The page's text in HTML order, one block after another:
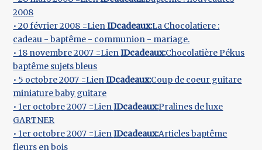
2008
• 20 février 2008 =LienIDcadeaux:La Chocolatiere :
cadeau - baptême - communion - mariage.
• 18 novembre 2007 =LienIDcadeaux:Chocolatière Pékus
baptême sujets bleus
• 5 octobre 2007 =LienIDcadeaux:Coup de coeur guitare
miniature baby guitare
• 1er octobre 2007 =LienIDcadeaux:Pralines de luxe
GARTNER
• 1er octobre 2007 =LienIDcadeaux:Articles baptême
fleurs en bois